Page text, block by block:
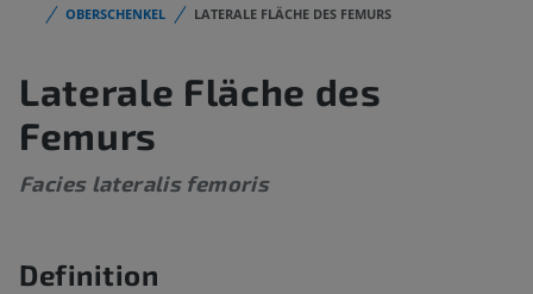
OBERSCHENKEL
LATERALE FLÄCHE DES FEMURS
Laterale Fläche des
Femurs
Facies lateralis femoris
Definition